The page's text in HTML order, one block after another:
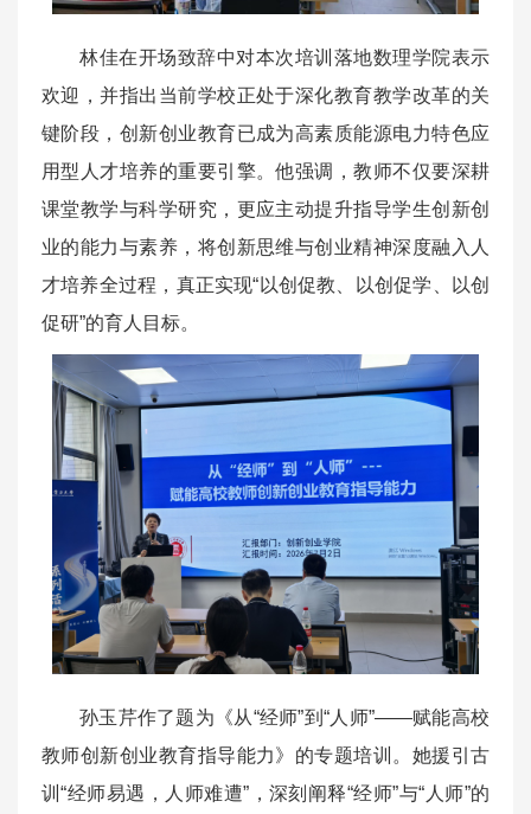
林佳在开场致辞中对本次培训落地数理学院表示
欢迎，并指出当前学校正处于深化教育教学改革的关
键阶段，创新创业教育已成为高素质能源电力特色应
用型人才培养的重要引擎。他强调，教师不仅要深耕
课堂教学与科学研究，更应主动提升指导学生创新创
业的能力与素养，将创新思维与创业精神深度融入人
才培养全过程，真正实现“以创促教、以创促学、以创
促研”的育人目标。
孙玉芹作了题为《从“经师”到“人师”——赋能高校
教师创新创业教育指导能力》的专题培训。她援引古
训“经师易遇，人师难遭”，深刻阐释“经师”与“人师”的